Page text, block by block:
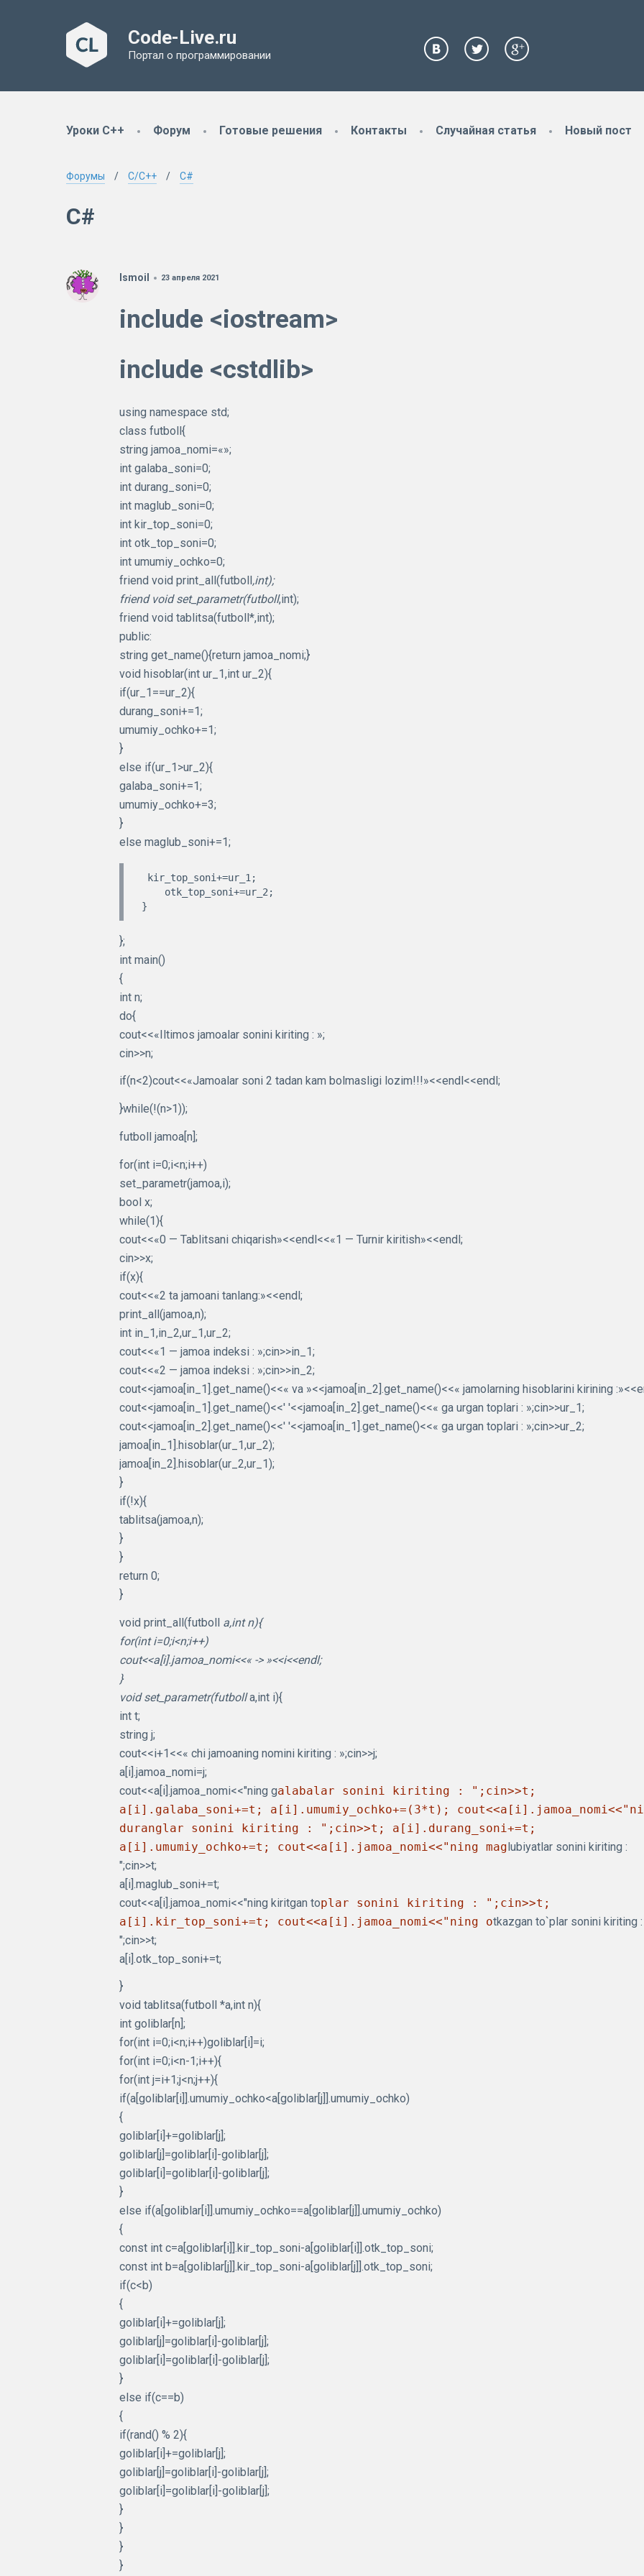
Code-Live.ru
Портал о программировании
Уроки C++ Форум Готовые решения Контакты Случайная статья Новый пост
Форумы C/C++ C#
C#
Ismoil 23 апреля 2021
include <iostream>
include <cstdlib>
using namespace std;
class futboll{
string jamoa_nomi=«»;
int galaba_soni=0;
int durang_soni=0;
int maglub_soni=0;
int kir_top_soni=0;
int otk_top_soni=0;
int umumiy_ochko=0;
friend void print_all(futboll,int);
friend void set_parametr(futboll,int);
friend void tablitsa(futboll*,int);
public:
string get_name(){return jamoa_nomi;}
void hisoblar(int ur_1,int ur_2){
if(ur_1==ur_2){
durang_soni+=1;
umumiy_ochko+=1;
}
else if(ur_1>ur_2){
galaba_soni+=1;
umumiy_ochko+=3;
}
else maglub_soni+=1;
};
int main()
{
int n;
do{
cout<<«Iltimos jamoalar sonini kiriting : »;
cin>>n;
if(n<2)cout<<«Jamoalar soni 2 tadan kam bolmasligi lozim!!!»<<endl<<endl;
}while(!(n>1));
futboll jamoa[n];
for(int i=0;i<n;i++)
set_parametr(jamoa,i);
bool x;
while(1){
cout<<«0 — Tablitsani chiqarish»<<endl<<«1 — Turnir kiritish»<<endl;
cin>>x;
if(x){
cout<<«2 ta jamoani tanlang:»<<endl;
print_all(jamoa,n);
int in_1,in_2,ur_1,ur_2;
cout<<«1 — jamoa indeksi : »;cin>>in_1;
cout<<«2 — jamoa indeksi : »;cin>>in_2;
cout<<jamoa[in_1].get_name()<<« va »<<jamoa[in_2].get_name()<<« jamolarning hisoblarini kirining
cout<<jamoa[in_1].get_name()<<' '<<jamoa[in_2].get_name()<<« ga urgan toplari : »;cin>>ur_1;
cout<<jamoa[in_2].get_name()<<' '<<jamoa[in_1].get_name()<<« ga urgan toplari : »;cin>>ur_2;
jamoa[in_1].hisoblar(ur_1,ur_2);
jamoa[in_2].hisoblar(ur_2,ur_1);
}
if(!x){
tablitsa(jamoa,n);
}
}
return 0;
}
void print_all(futboll a,int n){
for(int i=0;i<n;i++)
cout<<a[i].jamoa_nomi<<« -> »<<i<<endl;
}
void set_parametr(futbolla,int i){
int t;
string j;
cout<<i+1<<« chi jamoaning nomini kiriting : »;cin>>j;
a[i].jamoa_nomi=j;
cout<<a[i].jamoa_nomi<<"ning galabalar sonini kiriting : ";cin>>t;
a[i].galaba_soni+=t; a[i].umumiy_ochko+=(3*t);
duranglar sonini kiriting : ";cin>>t; a[i].durang_soni+=t;
a[i].umumiy_ochko+=t; cout<<a[i].jamoa_nomi<<"ning maglubiyatlar sonini kiriting :
";cin>>t;
a[i].maglub_soni+=t;
cout<<a[i].jamoa_nomi<<"ning kiritgan toplar sonini kiriting : ";cin>>t;
a[i].kir_top_soni+=t; cout<<a[i].jamoa_nomi<<"ning otkazgan to`plar sonini kiriting :
";cin>>t;
a[i].otk_top_soni+=t;
}
void tablitsa(futboll *a,int n){
int goliblar[n];
for(int i=0;i<n;i++)goliblar[i]=i;
for(int i=0;i<n-1;i++){
for(int j=i+1;j<n;j++){
if(a[goliblar[i]].umumiy_ochko<a[goliblar[j]].umumiy_ochko)
{
goliblar[i]+=goliblar[j];
goliblar[j]=goliblar[i]-goliblar[j];
goliblar[i]=goliblar[i]-goliblar[j];
}
else if(a[goliblar[i]].umumiy_ochko==a[goliblar[j]].umumiy_ochko)
{
const int c=a[goliblar[i]].kir_top_soni-a[goliblar[i]].otk_top_soni;
const int b=a[goliblar[j]].kir_top_soni-a[goliblar[j]].otk_top_soni;
if(c<b)
{
goliblar[i]+=goliblar[j];
goliblar[j]=goliblar[i]-goliblar[j];
goliblar[i]=goliblar[i]-goliblar[j];
}
else if(c==b)
{
if(rand() % 2){
goliblar[i]+=goliblar[j];
goliblar[j]=goliblar[i]-goliblar[j];
goliblar[i]=goliblar[i]-goliblar[j];
}
}
}
}